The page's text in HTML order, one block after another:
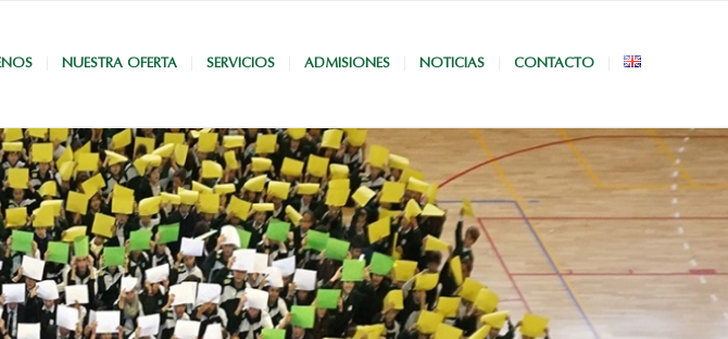
NUESTRA OFERTA SERVICIOS ADMISIONES NOTICIAS CONTACTO